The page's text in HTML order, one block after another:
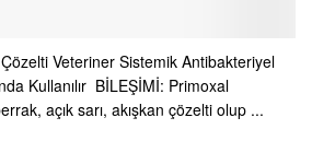
Veteriner Sistemik Antibakteriyel
Kullanılır BİLEŞİMİ: Primoxal
açık sarı, akışkan çözelti olup ...